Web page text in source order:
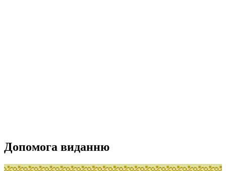
Допомога виданню